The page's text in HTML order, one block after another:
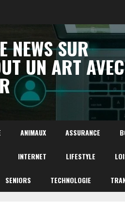
NEWS SUR
UN ART AVEC
ANIMAUX ASSURANCE
INTERNET LIFESTYLE
SENIORS TECHNOLOGIE